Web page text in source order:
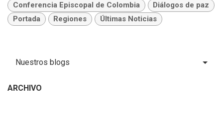
Conferencia Episcopal de Colombia
Diálogos de paz
Portada
Regiones Últimas Noticias
Nuestros blogs
ARCHIVO